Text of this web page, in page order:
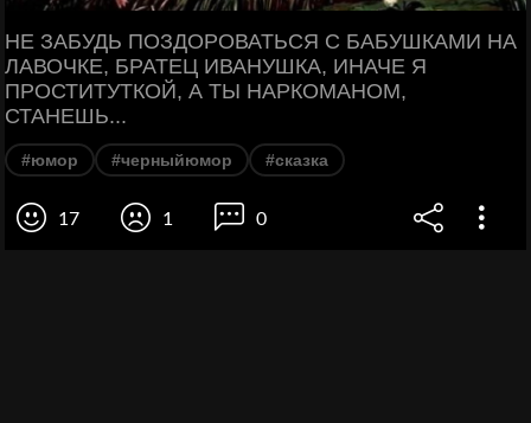
НЕ ЗАБУДЬ ПОЗДОРОВАТЬСЯ С БАБУШКАМИ НА
ЛАВОЧКЕ, БРАТЕЦ ИВАНУШКА, ИНАЧЕ Я
ПРОСТИТУТКОЙ, А ТЫ НАРКОМАНОМ,
СТАНЕШЬ...
#юмор #черныйюмор #сказка
17 1 0